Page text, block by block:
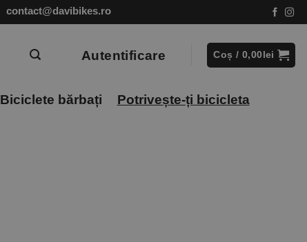
contact@davibikes.ro
Autentificare Coș / 0,00lei
Biciclete bărbați Potrivește-ți bicicleta